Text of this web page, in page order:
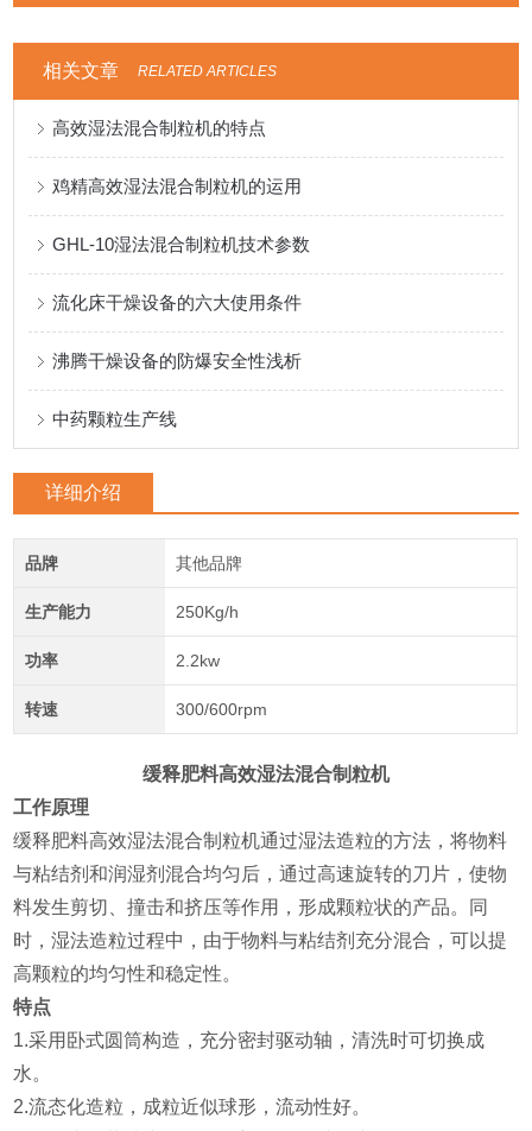
相关文章 RELATED ARTICLES
高效湿法混合制粒机的特点
鸡精高效湿法混合制粒机的运用
GHL-10湿法混合制粒机技术参数
流化床干燥设备的六大使用条件
沸腾干燥设备的防爆安全性浅析
中药颗粒生产线
详细介绍
品牌 其他品牌
生产能力 250Kg/h
功率 2.2kw
转速 300/600rpm
缓释肥料高效湿法混合制粒机
工作原理
缓释肥料高效湿法混合制粒机通过湿法造粒的方法，将物料
与粘结剂和润湿剂混合均匀后，通过高速旋转的刀片，使物
料发生剪切、撞击和挤压等作用，形成颗粒状的产品。同
时，湿法造粒过程中，由于物料与粘结剂充分混合，可以提
高颗粒的均匀性和稳定性。
特点
1.采用卧式圆筒构造，充分密封驱动轴，清洗时可切换成
水。
2.流态化造粒，成粒近似球形，流动性好。